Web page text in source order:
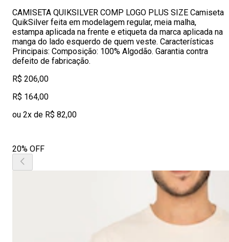
CAMISETA QUIKSILVER COMP LOGO PLUS SIZE Camiseta
QuikSilver feita em modelagem regular, meia malha,
estampa aplicada na frente e etiqueta da marca aplicada na
manga do lado esquerdo de quem veste. Características
Principais: Composição: 100% Algodão. Garantia contra
defeito de fabricação.
R$ 206,00
R$ 164,00
ou 2x de R$ 82,00
20% OFF